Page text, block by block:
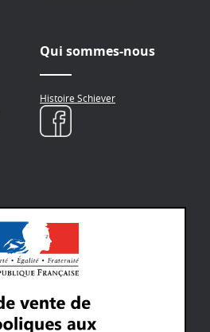
Qui sommes-nous
Histoire Schiever